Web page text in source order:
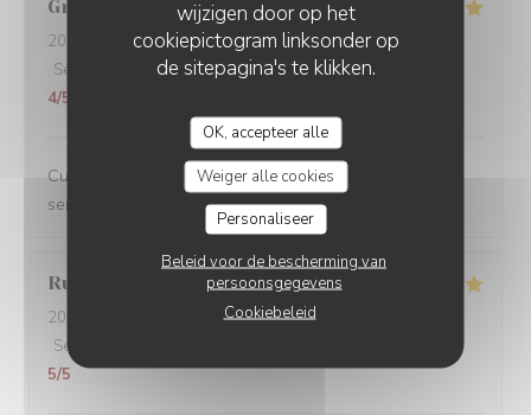
wijzigen door op het
cookiepictogram linksonder op
de sitepagina's te klikken.
OK, accepteer alle
Weiger alle cookies
Personaliseer
Beleid voor de bescherming van
persoonsgegevens
Cookiebeleid
Grégoire
2026-06-18- 20:45 - Gasten 2
Service
Atmosfeer:5/5 Keuken 5/5 Kwaliteit / Prijs
4/5
Cuisine créative et de qualité, ambiance conviviale et
service impeccable, je recommande sans hésiter.
Rudy
2026-06-13
- 19:00 - Gasten 2
Service
5/5